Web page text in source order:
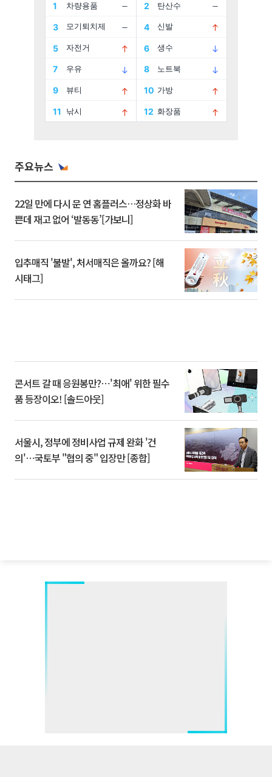
주요뉴스
22일 만에 다시 문 연 홈플러스…정상화 바
쁜데 재고 없어 ‘발동동’[가보니]
입추매직 '불발', 처서매직은 올까요? [해
시태그]
콘서트 갈 때 응원봉만?⋯'최애' 위한 필수
품 등장이오! [솔드아웃]
서울시, 정부에 정비사업 규제 완화 '건
의'⋯국토부 "협의 중" 입장만 [종합]